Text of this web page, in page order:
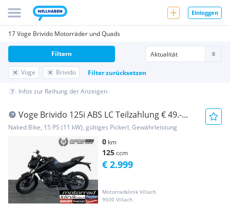
Einloggen
17 Voge Brivido Motorräder und Quads
Voge Brivido Filter zurücksetzen
Filtern
Infos zur Reihung der Anzeigen
Voge Brivido 125i ABS LC Teilzahlung € 49.-
Garantie
Naked Bike, 15 PS (11 kW), gültiges Pickerl, Gewährleistung
0 km
125ccm
Motorradklinik Villach
9500 Villach
€ 2.999